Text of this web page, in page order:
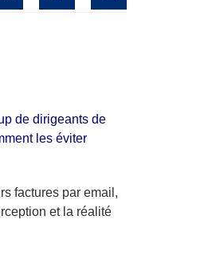
de dirigeants de
les éviter
factures par email,
et la réalité